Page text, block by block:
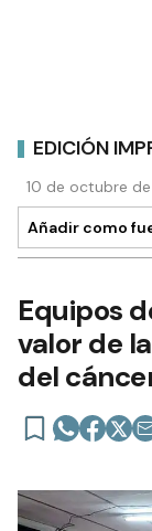
EDICIÓN
10 de octubre
Añadir como
Equipos
valor de
del